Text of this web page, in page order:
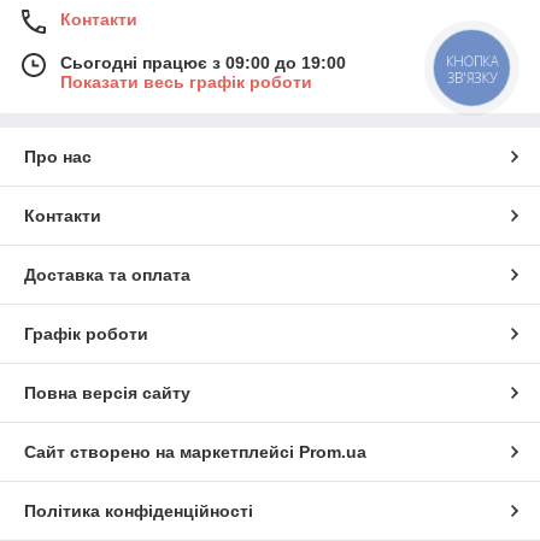
Контакти
Сьогодні працює з 09:00 до 19:00
Показати весь графік роботи
Про нас
Контакти
Доставка та оплата
Графік роботи
Повна версія сайту
Сайт створено на маркетплейсі Prom.ua
Політика конфіденційності
КНОПКА
ЗВ'ЯЗКУ